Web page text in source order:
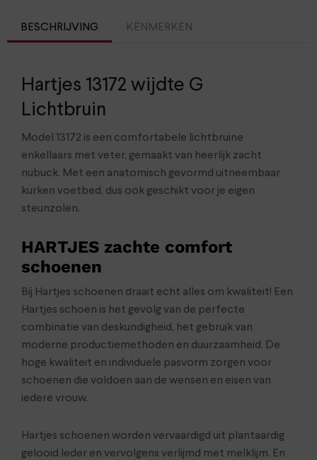
BESCHRIJVING KENMERKEN
Hartjes 13172 wijdte G
Lichtbruin
Model 13172 is een comfortabele lichtbruine
enkellaars met veter, gemaakt van heerlijk zacht
nubuck. Met een anatomisch gevormd uitneembaar
kurken voetbed, dus ook geschikt voor je eigen
steunzolen.
HARTJES zachte comfort
schoenen
Bij Hartjes schoenen draait echt alles om kwaliteit! Een
Hartjes schoen is het gevolg van de perfecte
combinatie van deskundigheid, het gebruik van
moderne productiemethoden en duurzaamheid. De
hoge kwaliteit en individuele pasvorm zorgen voor
schoenen die voldoen aan de wensen en eisen van
iedere vrouw.
Hartjes schoenen worden vervaardigd uit plantaardig
gelooid leder en vervolgens verlijmd met melklijm. En